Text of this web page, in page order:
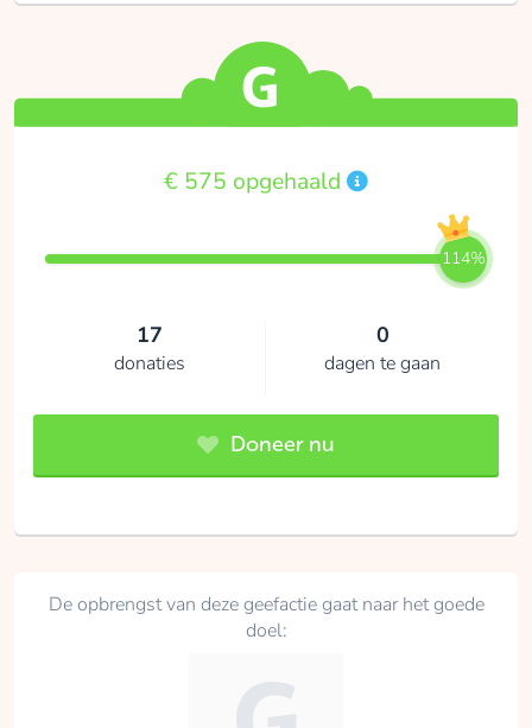
€ 575 opgehaald
114%
17
donaties
0
dagen te gaan
Doneer nu
De opbrengst van deze geefactie gaat naar het goede
doel: